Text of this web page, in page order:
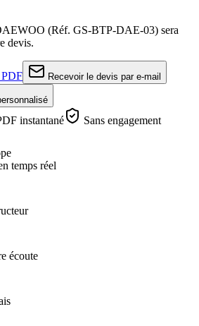
(Réf. GS-BTP-DAE-03) sera
devis.
PDF Recevoir le devis par e-mail
instantané Sans engagement
temps réel
écoute